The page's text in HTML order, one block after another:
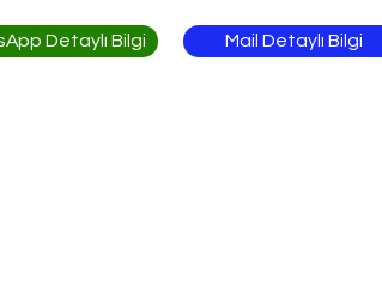
Detaylı Bilgi Mail Detaylı Bilgi